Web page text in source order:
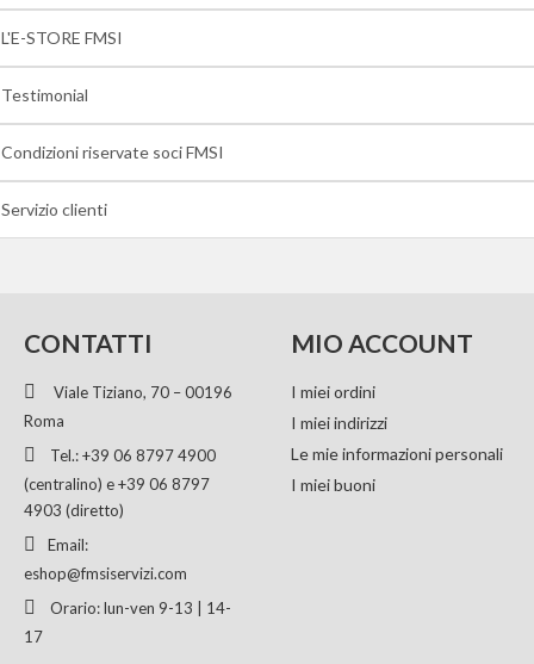
L'E-STORE FMSI
Testimonial
Condizioni riservate soci FMSI
Servizio clienti
CONTATTI
Viale Tiziano, 70 – 00196
Roma
Tel.: +39 06 8797 4900
(centralino) e +39 06 8797
4903 (diretto)
Email:
eshop@fmsiservizi.com
Orario: lun-ven 9-13 | 14-
17
MIO ACCOUNT
I miei ordini
I miei indirizzi
Le mie informazioni personali
I miei buoni